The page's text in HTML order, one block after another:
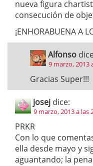
nueva figura
consecución de
¡ENHORABUENA A
Alfonso
9 marzo, 2013
Gracias Super!!!
josej dice:
9 marzo, 2013 a las
PRKR
Con lo que
ella desde mayo y
aguantando; la